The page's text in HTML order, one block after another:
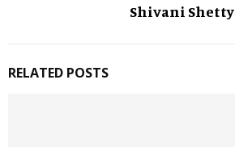
Shivani Shetty
RELATED POSTS